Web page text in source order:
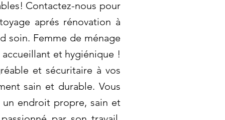
Contactez-nous pour
aprés rénovation à
soin. Femme de ménage
et hygiénique !
et sécuritaire à vos
sain et durable. Vous
endroit propre, sain et